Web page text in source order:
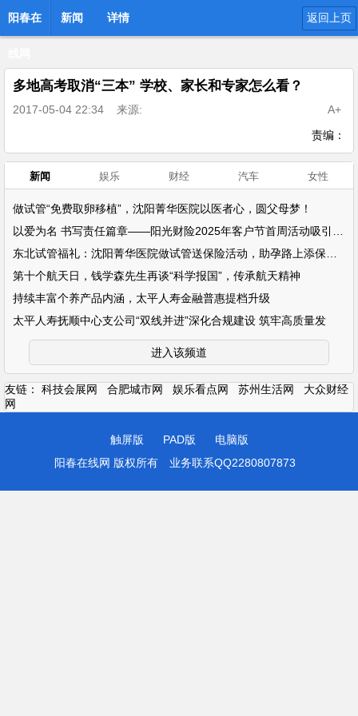
阳春在 新闻 详情 返回上页
多地高考取消“三本” 学校、家长和专家怎么看？
2017-05-04 22:34 来源:
A+
责编：
新闻 娱乐 财经 汽车 女性
做试管“免费取卵移植”，沈阳菁华医院以医者心，圆父母梦！
第十个航天日，钱学森先生再谈“科学报国”，传承航天精神
持续丰富个养产品内涵，太平人寿金融普惠提档升级
太平人寿抚顺中心支公司“双线并进”深化合规建设 筑牢高质量发
进入该频道
友链： 科技会展网 合肥城市网 娱乐看点网 苏州生活网
大众财经
网
触屏版 PAD版
电脑版
阳春在线网 版权所有
业务联系QQ2280807873